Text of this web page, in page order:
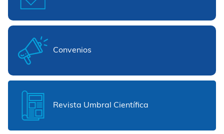
Convenios
Revista Umbral Científica